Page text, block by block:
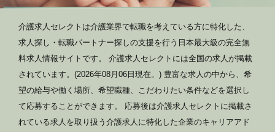
介護求人セレクトは介護業界で転職を考えている方に特化した、
求人探し・転職パートナー探しの支援を行う日本最大級の完全無
料求人情報サイトです。 介護求人セレクトには全国の求人が掲載
されています。(2026年08月06日現在。) 豊富な求人の中から、希
望の給与や働く場所、希望職種、こだわりたい条件などを選択し
て応募することができます。 応募後は介護求人セレクトに掲載さ
れている求人を取り扱う介護求人に特化した企業のキャリアアド